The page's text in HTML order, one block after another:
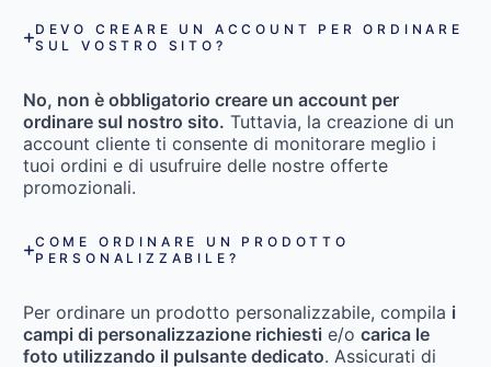
DEVO CREARE UN ACCOUNT PER ORDINARE
SUL VOSTRO SITO?
No, non è obbligatorio creare un account per
ordinare sul nostro sito. Tuttavia, la creazione di un
account cliente ti consente di monitorare meglio i
tuoi ordini e di usufruire delle nostre offerte
promozionali.
COME ORDINARE UN PRODOTTO
PERSONALIZZABILE?
Per ordinare un prodotto personalizzabile, compila i
campi di personalizzazione richiesti e/o carica le
foto utilizzando il pulsante dedicato. Assicurati di